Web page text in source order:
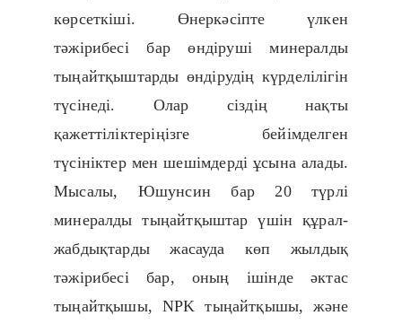
көрсеткіші. Өнеркәсіпте үлкен
тәжірибесі бар өндіруші минералды
тыңайтқыштарды өндірудің күрделілігін
түсінеді. Олар сіздің нақты
қажеттіліктеріңізге бейімделген
түсініктер мен шешімдерді ұсына алады.
Мысалы, Юшунсин бар 20 түрлі
минералды тыңайтқыштар үшін құрал-
жабдықтарды жасауда көп жылдық
тәжірибесі бар, оның ішінде әктас
тыңайтқышы, NPK тыңайтқышы, және